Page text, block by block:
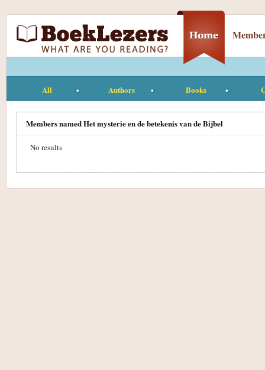
All Authors Books
Members named Het mysterie en de betekenis van de Bijbel
No results